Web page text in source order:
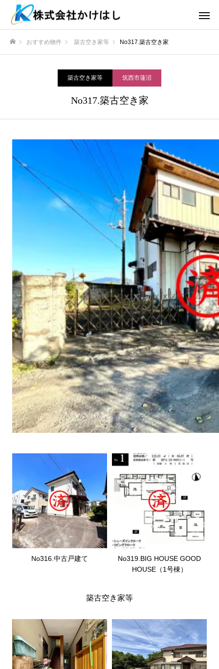
おすすめ物件 築古空き家等 No317.築古空き家
築古空き家等 筑西市蓮沼
No317.築古空き家
No316.中古戸建て
No319.BIG HOUSE GOOD
HOUSE（1号棟）
築古空き家等